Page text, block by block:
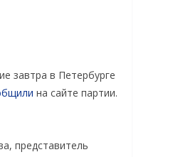
завтра в Петербурге
на сайте партии.
представитель